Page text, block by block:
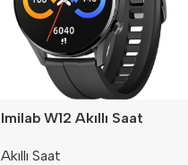
Imilab W12 Akıllı Saat
Akıllı Saat